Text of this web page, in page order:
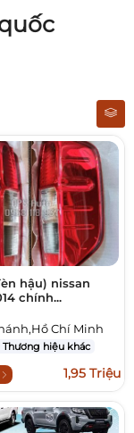
hậu) nissan
chính...
Chí Minh
Thương hiệu khác
1,95 Triệu